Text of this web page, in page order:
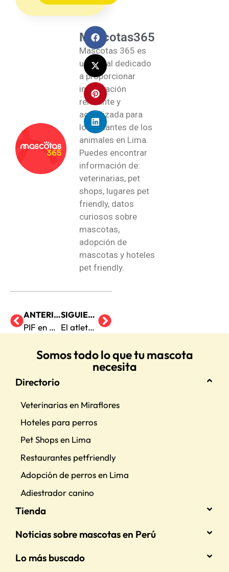
Mascotas365
Mascotas 365 es
un portal dedicado
a proporcionar
información
relevante y
actualizada para
los amantes de los
animales en Lima.
Puedes encontrar
información de:
veterinarias, pet
shops, lugares pet
friendly, datos
curiosos sobre
mascotas,
adopción de
mascotas y hoteles
pet friendly.
ANTERIOR
PIF en gatos: la enfermedad silenciosa que debes conocer
SIGUIENTE
El atleta canino perfecto: energía pura de Border Collie
Somos todo lo que tu mascota
necesita
Directorio
Veterinarias en Miraflores
Hoteles para perros
Pet Shops en Lima
Restaurantes petfriendly
Adopción de perros en Lima
Adiestrador canino
Tienda
Noticias sobre mascotas en Perú
Lo más buscado